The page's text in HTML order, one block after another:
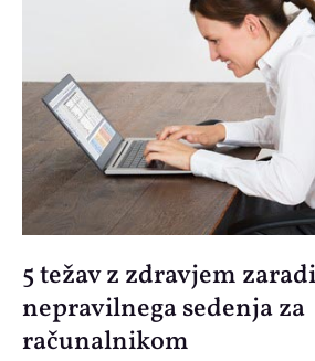
pomislili
5 težav z zdravjem zaradi
nepravilnega sedenja za
računalnikom